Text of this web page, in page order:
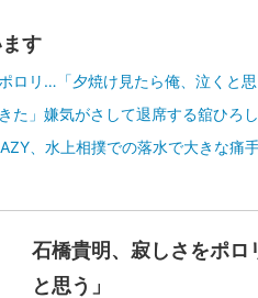
す
ロリ…「夕焼け見たら俺、泣くと思
た」嫌気がさして退席する舘ひろ
、水上相撲での落水で大きな痛
石橋貴明、寂しさをポロ
と思う」